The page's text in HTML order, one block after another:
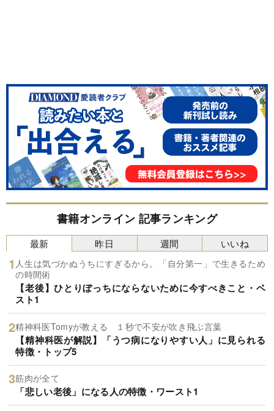
書籍オンライン 記事ランキング
最新
人生は気づかぬうちにすぎるから。「自分第一」で生きるため
の時間術
【老後】ひとりぼっちにならないために今すべきこと・ベ
スト1
精神科医Tomyが教える １秒で不安が吹き飛ぶ言葉
【精神科医が解説】「うつ病になりやすい人」に見られる
特徴・トップ5
筋肉が全て
「悲しい老後」になる人の特徴・ワースト1
昨日 週間 いいね